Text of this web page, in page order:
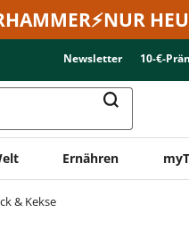
Newsletter 10-€-
Ernähren
& Kekse